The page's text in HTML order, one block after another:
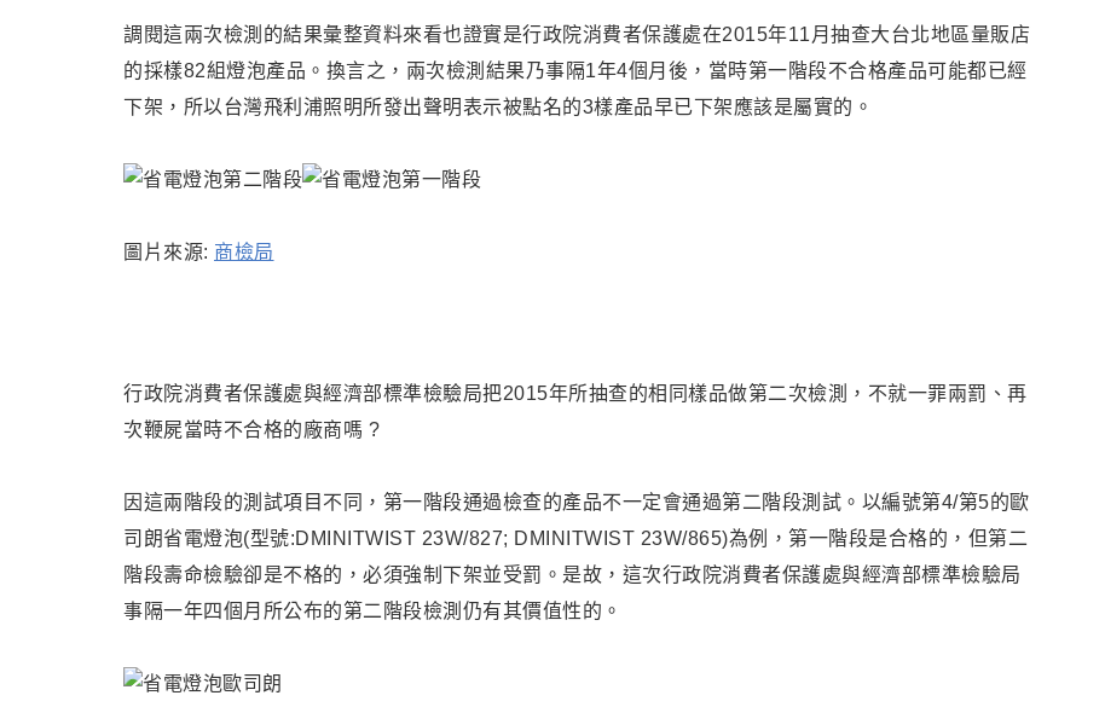
調閱這兩次檢測的結果彙整資料來看也證實是行政院消費者保護處在2015年11月抽查大台北地區量販店
的採樣82組燈泡產品 。換言之 ，兩次檢測結果乃事隔1年4個月後 ，當時第一階段不合格產品可能都已經
下架 ， 所以台灣飛利浦照明所發出聲明表示被點名的3樣產品早已下架應該是屬實的。
圖片來源: 商檢局
行政院消費者保護處與經濟部標準檢驗局把2015年所抽查的相同樣品做第二次檢測，不就一罪兩罰、再
次鞭屍當時不合格的廠商嗎 ?
因這兩階段的測試項目不同，第一階段通過檢查的產品不一定會通過第二階段測試。以編號第4/第5的歐
司朗省電燈泡(型號:DMINITWI ST 23W/827; DMINITWIST 23W/865)為例 ， 第一階段是合格的，但第二
階段壽命檢驗卻是不格的，必須強制下架並受罰。是故，這次行政院消費者保護處與經濟部標準檢驗局
事隔一年四個月所公布的第二階段檢測仍有其價值性的。